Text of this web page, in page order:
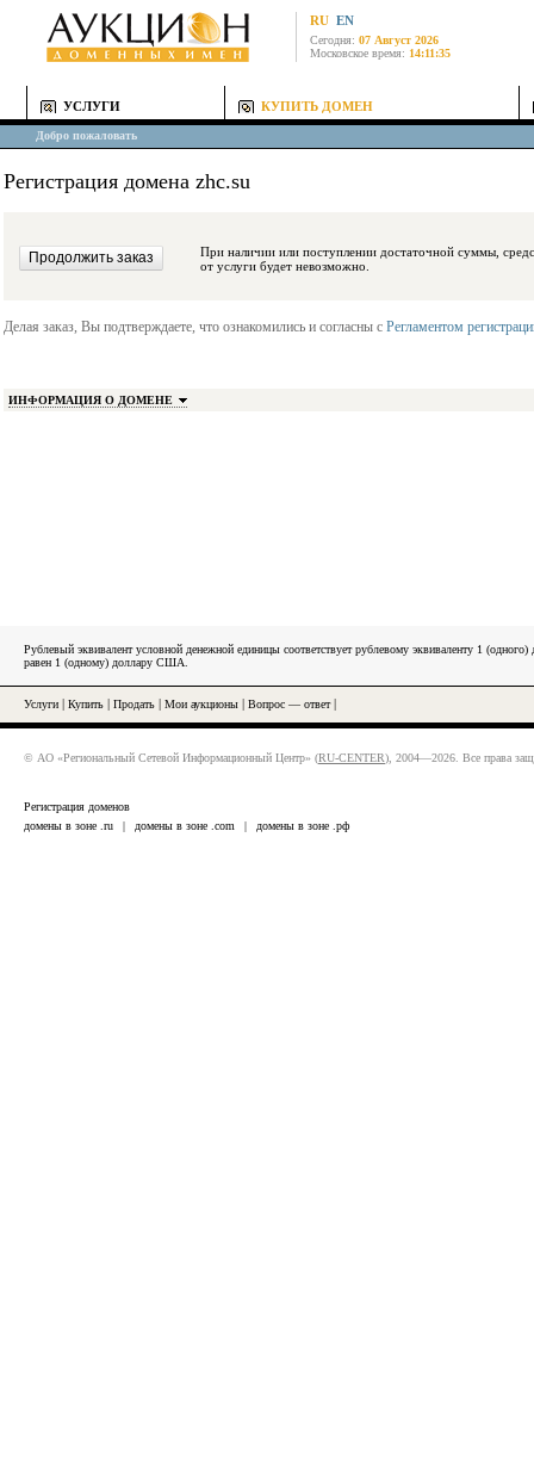
RU EN
Сегодня: 07 Август 2026
Московское время: 14:11:35
УСЛУГИ КУПИТЬ ДОМЕН
Добро пожаловать
Регистрация домена zhc.su
При наличии или поступлении достаточной суммы, средства будут
от услуги будет невозможно.
Делая заказ, Вы подтверждаете, что ознакомились и согласны с Регламентом
ИНФОРМАЦИЯ О ДОМЕНЕ
Рублевый эквивалент условной денежной единицы соответствует рублевому эквиваленту 1
равен 1 (одному) доллару США.
Услуги Купить Продать Мои аукционы Вопрос — ответ|
© АО «Региональный Сетевой Информационный Центр» (RU-CENTER), 2004—2026. Все права
Регистрация доменов
домены в зоне .ru
| домены в зоне .com | домены в зоне .рф